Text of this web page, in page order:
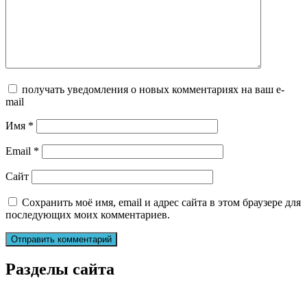
получать уведомления о новых комментариях на ваш e-
mail
Имя *
Email *
Сайт
Сохранить моё имя, email и адрес сайта в этом браузере для
последующих моих комментариев.
Разделы сайта